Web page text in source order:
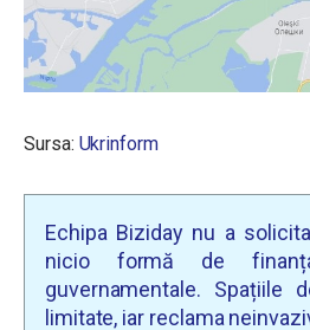
Sursa: Ukrinform
Echipa Biziday nu a
nicio formă de
guvernamentale. Spațiile
limitate, iar reclama